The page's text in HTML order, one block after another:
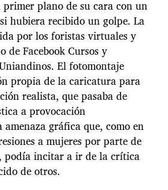
primer plano de su cara con un
hubiera recibido un golpe. La
por los foristas virtuales y
de Facebook Cursos y
El fotomontaje
propia de la caricatura para
realista, que pasaba de
a provocación
gráfica que, como en
a mujeres por parte de
podía incitar a ir de la crítica
de otros.